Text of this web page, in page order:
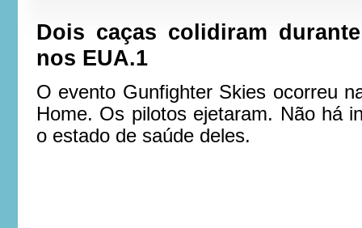
Dois caças colidiram
nos EUA.1
O evento Gunfighter Skies ocorreu
Home. Os pilotos ejetaram. Não há
o estado de saúde deles.